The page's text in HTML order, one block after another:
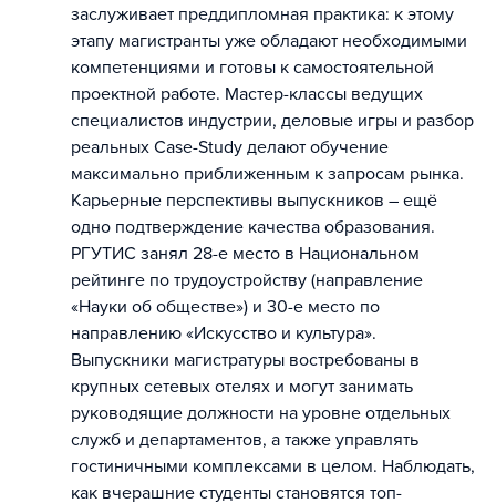
заслуживает преддипломная практика: к этому
этапу магистранты уже обладают необходимыми
компетенциями и готовы к самостоятельной
проектной работе. Мастер-классы ведущих
специалистов индустрии, деловые игры и разбор
реальных Case-Study делают обучение
максимально приближенным к запросам рынка.
Карьерные перспективы выпускников – ещё
одно подтверждение качества образования.
РГУТИС занял 28-е место в Национальном
рейтинге по трудоустройству (направление
«Науки об обществе») и 30-е место по
направлению «Искусство и культура».
Выпускники магистратуры востребованы в
крупных сетевых отелях и могут занимать
руководящие должности на уровне отдельных
служб и департаментов, а также управлять
гостиничными комплексами в целом. Наблюдать,
как вчерашние студенты становятся топ-